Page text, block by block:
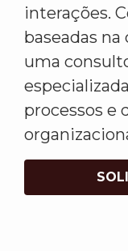
interações.
baseadas
uma
processos e